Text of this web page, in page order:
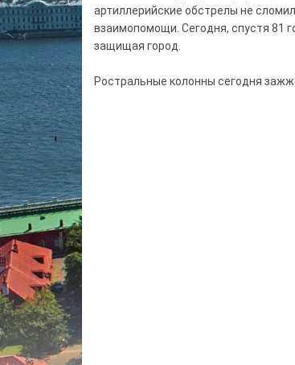
артиллерийские обстрелы не
взаимопомощи. Сегодня, спустя 81
защищая город.
Ростральные колонны сегодня